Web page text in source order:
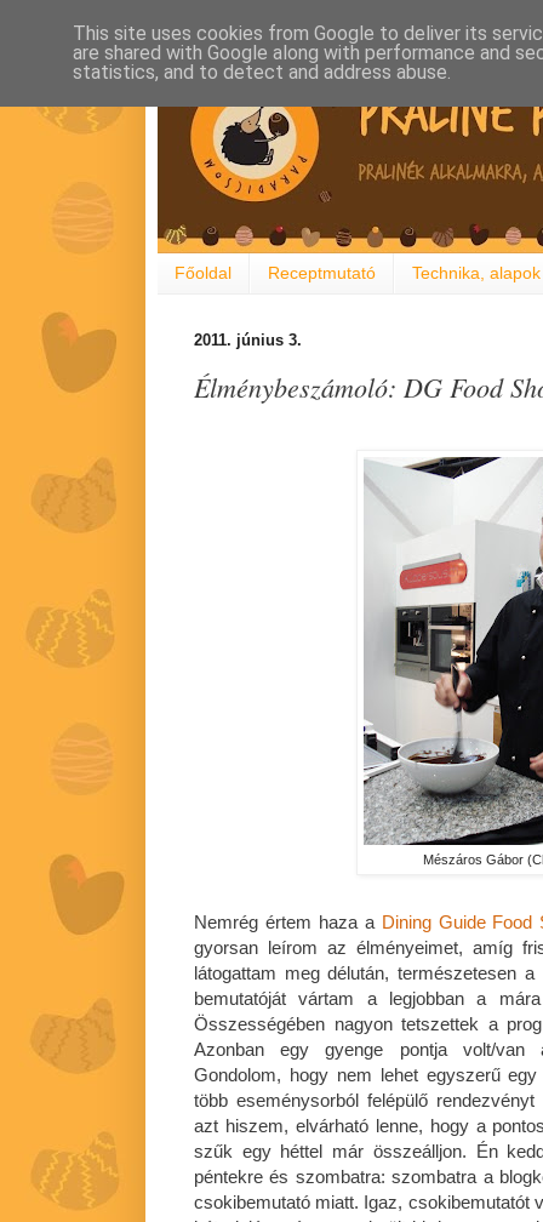
Főoldal Receptmutató Technika, alapok
2011. június 3.
Élménybeszámoló: DG Food
Mészáros Gábor
Nemrég értem haza a Dining Guide Food
gyorsan leírom az élményeimet, amíg
látogattam meg délután, természetesen
bemutatóját vártam a legjobban a
Összességében nagyon tetszettek a
Azonban egy gyenge pontja volt/van
Gondolom, hogy nem lehet egyszerű
több eseménysorból felépülő
azt hiszem, elvárható lenne, hogy a
szűk egy héttel már összeálljon. Én
péntekre és szombatra: szombatra a
csokibemutató miatt. Igaz, csokibemutatót
This site uses cookies from Google to deliver its
are shared with Google along with performance and
statistics, and to detect and address abuse.